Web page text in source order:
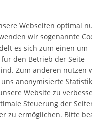
kommt in
aus der Angermann
Webseiten optimal
wir sogenannte
es sich zum einen um
für den Betrieb der Seite
Zum anderen nutzen
uns anonymisierte
Website zu
Steuerung der
zu ermöglichen. Bitte